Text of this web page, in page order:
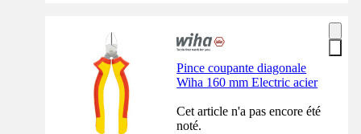
Pince coupante diagonale
Wiha 160 mm Electric acier
Cet article n'a pas encore été
noté.